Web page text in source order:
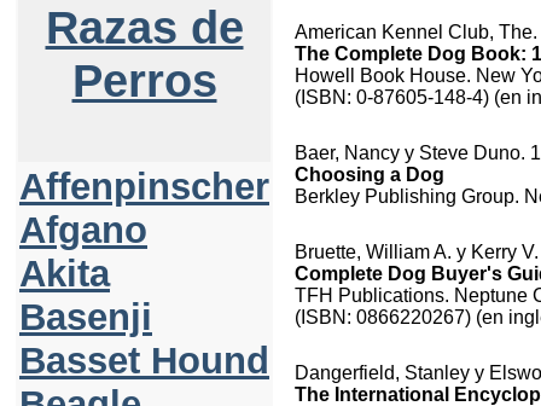
Razas de
Perros
Affenpinscher
Afgano
Akita
Basenji
Basset Hound
American Kennel Club, The.
The Complete Dog Book:
Howell Book House. New
(ISBN: 0-87605-148-4) (en
Baer, Nancy y Steve Duno.
Choosing a Dog
Berkley Publishing Group.
Bruette, William A. y Kerry
Complete Dog Buyer's
TFH Publications. Neptune
(ISBN: 0866220267) (en
Dangerfield, Stanley y
The International